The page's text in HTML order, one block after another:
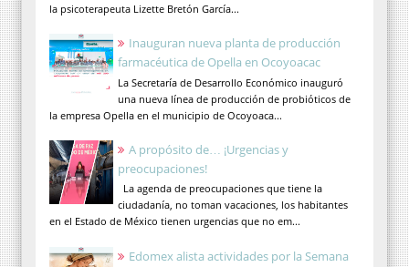
la psicoterapeuta Lizette Bretón García...
Inauguran nueva planta de producción
farmacéutica de Opella en Ocoyoacac
La Secretaría de Desarrollo Económico inauguró
una nueva línea de producción de probióticos de
la empresa Opella en el municipio de Ocoyoaca...
A propósito de… ¡Urgencias y
preocupaciones!
La agenda de preocupaciones que tiene la
ciudadanía, no toman vacaciones, los habitantes
en el Estado de México tienen urgencias que no em...
Edomex alista actividades por la Semana